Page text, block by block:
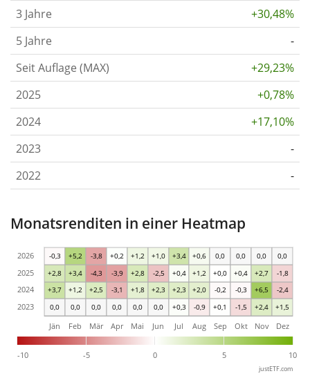
3 Jahre
+30,48%
5 Jahre
-
Seit Auflage (MAX)
+29,23%
2025
+0,78%
2024
+17,10%
2023
-
2022
-
Monatsrenditen in einer Heatmap
0,0 0,0 0,0 0,0 0,0 0,0 +0,3 -0,9 +0,1 -1,5 +2,4 +1,5
+3,7 +1,2 +2,5 -3,1 +1,8 +2,3 +2,3 +2,0 -0,2 -0,3 +6,5 -2,4
+2,8 +3,4 -4,3 -3,9 +2,8 -2,5 +0,4 +1,2 +0,0 +0,4 +2,7 -1,8
-0,3 +5,2 -3,8 +0,2 +1,2 +1,0 +3,4 +0,6 0,0 0,0 0,0 0,0
-10 -5 0 5 10
Jän Feb Mär Apr Mai Jun Jul Aug Sep Okt Nov Dez
2023
2024
2025
2026
justETF.com